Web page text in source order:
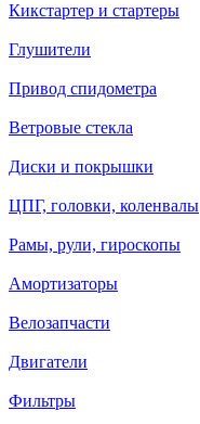
Кикстартер и стартеры
Глушители
Привод спидометра
Ветровые стекла
Диски и покрышки
ЦПГ, головки, коленвалы
Рамы, рули, гироскопы
Амортизаторы
Велозапчасти
Двигатели
Фильтры